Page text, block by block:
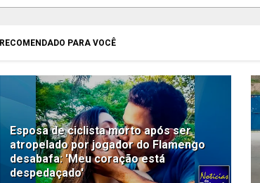
RECOMENDADO PARA VOCÊ
Esposa de ciclista morto após ser
atropelado por jogador do Flamengo
desabafa: 'Meu coração está
despedaçado'